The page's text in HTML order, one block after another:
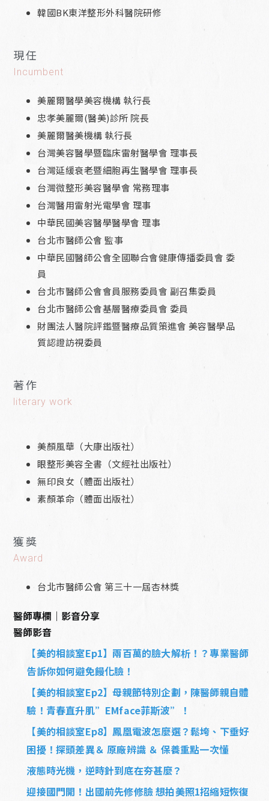
韓國BK東洋整形外科醫院研修
現任
Incumbent
美麗爾醫學美容機構 執行長
忠孝美麗爾(醫美)診所 院長
美麗爾醫美機構 執行長
台灣美容醫學暨臨床雷射醫學會 理事長
台灣延緩衰老暨細胞再生醫學會 理事長
台灣微整形美容醫學會 常務理事
台灣醫用雷射光電學會 理事
中華民國美容醫學醫學會 理事
台北市醫師公會 監事
中華民國醫師公會全國聯合會健康傳播委員會 委
員
台北市醫師公會會員服務委員會 副召集委員
台北市醫師公會基層醫療委員會 委員
財團法人醫院評鑑暨醫療品質策進會 美容醫學品
質認證訪視委員
著作
literary work
美顏風華（大康出版社）
眼整形美容全書（文經社出版社）
無印良女（體面出版社）
素顏革命（體面出版社）
獲獎
Award
台北市醫師公會 第三十一屆杏林獎
醫師專欄｜影音分享
醫師影音
【美的相談室Ep1】兩百萬的臉大解析！？專業醫師
告訴你如何避免饅化臉！
【美的相談室Ep2】母親節特別企劃，陳醫師親自體
驗！青春直升肌”EMface菲斯波”！
【美的相談室Ep8】鳳凰電波怎麼選？鬆垮、下垂好
困擾！探頭差異＆ 原廠辨識 ＆ 保養重點一次懂
液態時光機，逆時針到底在夯甚麼？
迎接國門開！出國前先修修臉 想拍美照1招縮短恢復